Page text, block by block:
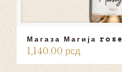
Магаза Магија rose
1,140.00 рсд